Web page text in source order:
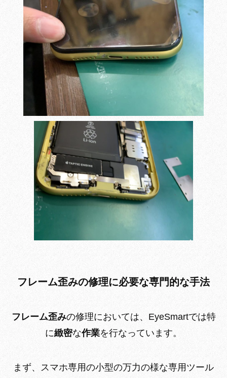
フレーム歪みの修理に必要な専門的な手法
フレーム歪みの修理においては、EyeSmartでは特
に緻密な作業を行なっていま す。
まず、スマホ専用の小型の万力の様な専用ツール